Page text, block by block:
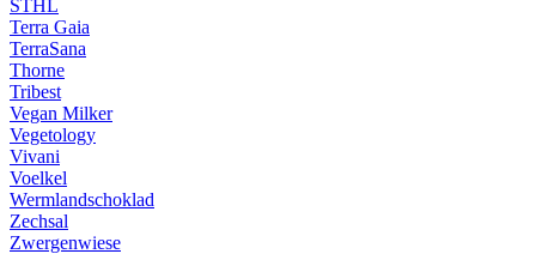
STHL
Terra Gaia
TerraSana
Thorne
Tribest
Vegan Milker
Vegetology
Vivani
Voelkel
Wermlandschoklad
Zechsal
Zwergenwiese